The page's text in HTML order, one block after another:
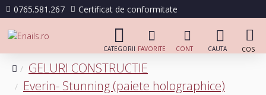
0765.581.267 Certificat de conformitate
GELURI CONSTRUCTIE
Everin- Stunning (paiete holographice)